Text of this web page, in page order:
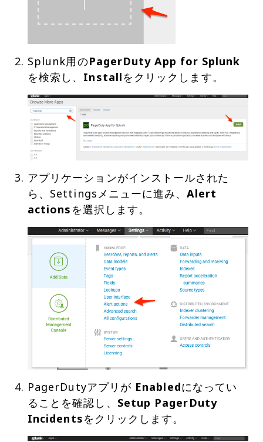
Splunk用のPagerDuty App for Splunk
を検索し、 Install
アプリケーションがインストールされた
ら、Settingsメニューに進み、Alert
actions
PagerDutyアプリが Enabledになってい
ることを確認し、 Setup PagerDuty
Incidents